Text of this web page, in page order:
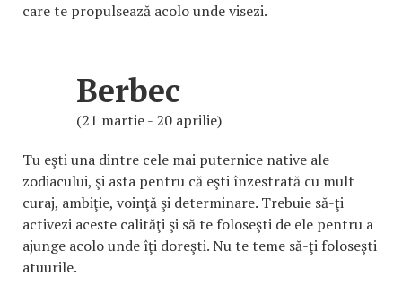
care te propulsează acolo unde visezi.
Berbec
(21 martie - 20 aprilie)
Tu eşti una dintre cele mai puternice native ale
zodiacului, şi asta pentru că eşti înzestrată cu mult
curaj, ambiţie, voinţă şi determinare. Trebuie să-ţi
activezi aceste calităţi şi să te foloseşti de ele pentru a
ajunge acolo unde îţi doreşti. Nu te teme să-ţi foloseşti
atuurile.